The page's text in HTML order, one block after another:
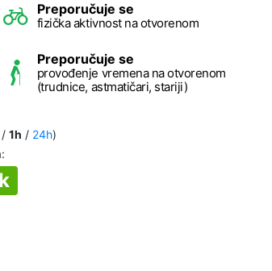
Preporučuje se
fizička aktivnost na otvorenom
Preporučuje se
provođenje vremena na otvorenom
(trudnice, astmatičari, stariji)
/ 1h / 24h)
: